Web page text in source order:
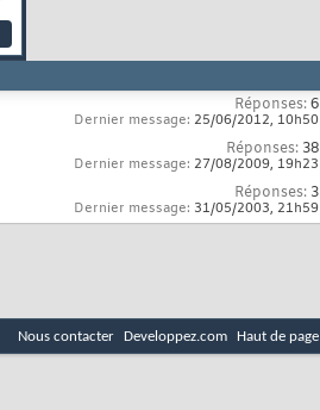
Réponses:6
Dernier message: 25/06/2012, 10h50
Réponses: 38
Dernier message: 27/08/2009, 19h23
Réponses: 3
Dernier message: 31/05/2003, 21h59
Nous contacter Developpez.com Haut de page